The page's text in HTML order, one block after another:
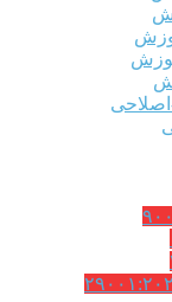
اصلاحی